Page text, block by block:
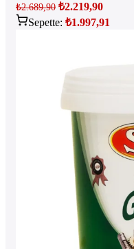
₺2.689,90 ₺2.219,90
Sepette: ₺1.997,91